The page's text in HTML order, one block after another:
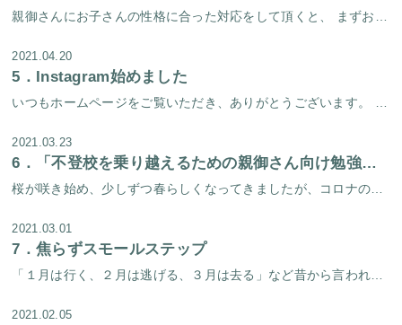
2021.04.20
5． Instagram始めました
2021.03.23
6． 「不登校を乗り越えるための親御さん向け勉強会」を開催しました！
2021.03.01
7． 焦らずスモールステップ
2021.02.05